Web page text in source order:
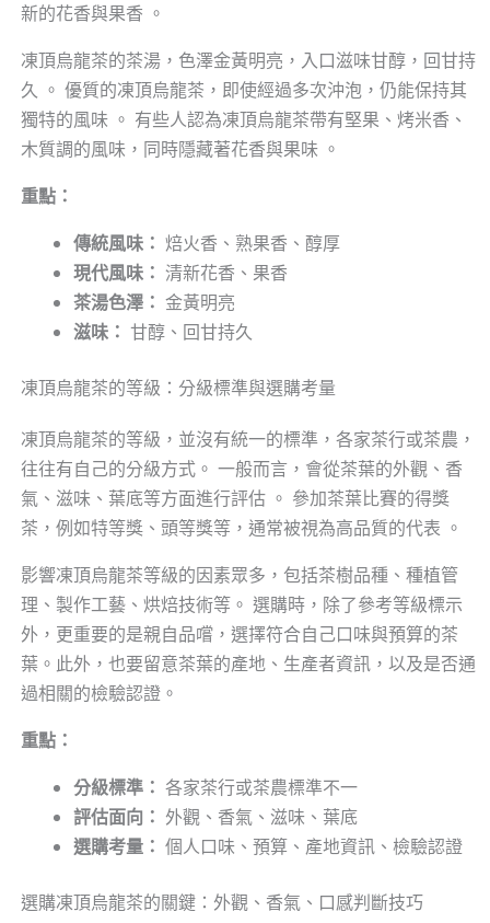
新的花香與果香 。
凍頂烏龍茶的茶湯，色澤金黃明亮，入口滋味甘醇，回甘持
久 。 優質的凍頂烏龍茶，即使經過多次沖泡，仍能保持其
獨特的風味 。 有些人認為凍頂烏龍茶帶有堅果、烤米香、
木質調的風味，同時隱藏著花香與果味 。
重點：
傳統風味： 焙火香、熟果香、醇厚
現代風味： 清新花香、果香
茶湯色澤： 金黃明亮
滋味： 甘醇、回甘持久
凍頂烏龍茶的等級：分級標準與選購考量
凍頂烏龍茶的等級，並沒有統一的標準，各家茶行或茶農，
往往有自己的分級方式。 一般而言，會從茶葉的外觀、香
氣、滋味、葉底等方面進行評估 。 參加茶葉比賽的得獎
茶，例如特等獎、頭等獎等，通常被視為高品質的代表 。
影響凍頂烏龍茶等級的因素眾多，包括茶樹品種、種植管
理、製作工藝、烘焙技術等。 選購時，除了參考等級標示
外，更重要的是親自品嚐，選擇符合自己口味與預算的茶
葉。此外，也要留意茶葉的產地、生產者資訊，以及是否通
過相關的檢驗認證。
重點：
分級標準： 各家茶行或茶農標準不一
評估面向： 外觀、香氣、滋味、葉底
選購考量： 個人口味、預算、產地資訊、檢驗認證
選購凍頂烏龍茶的關鍵：外觀、香氣、口感判斷技巧